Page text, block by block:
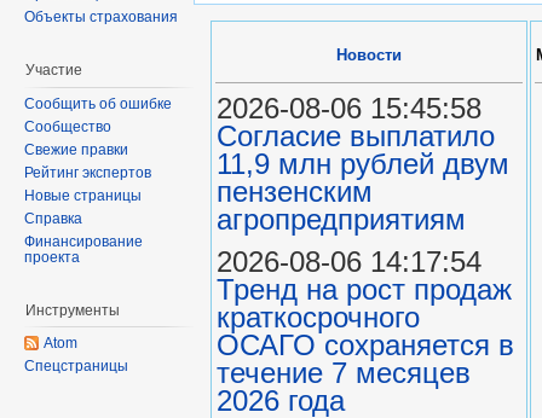
Объекты страхования
Участие
Сообщить об ошибке
Сообщество
Свежие правки
Рейтинг экспертов
Новые страницы
Справка
Финансирование
проекта
Инструменты
Atom
Спецстраницы
Новости
2026-08-06 15:45:58
Согласие выплатило
11,9 млн рублей двум
пензенским
агропредприятиям
2026-08-06 14:17:54
Тренд на рост продаж
краткосрочного
ОСАГО сохраняется в
течение 7 месяцев
2026 года